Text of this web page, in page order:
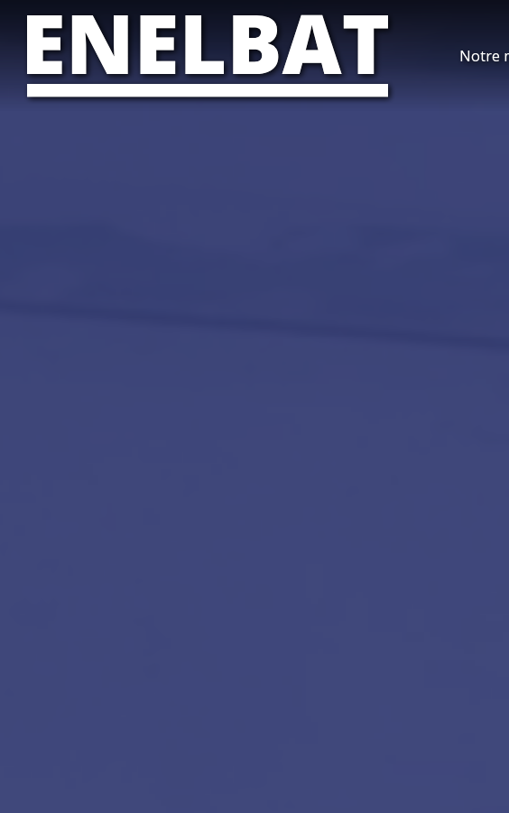
Notre
Notre